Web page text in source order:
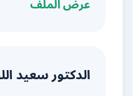
عرض الملف
الدكتور سعيد